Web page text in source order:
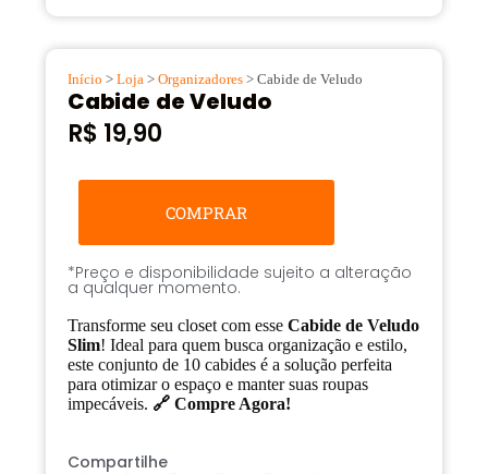
Início > Loja > Organizadores> Cabide de Veludo
Cabide de Veludo
R$ 19,90
COMPRAR
*Preço e disponibilidade sujeito a alteração
a qualquer momento.
Transforme seu closet com esse Cabide de Veludo
Slim! Ideal para quem busca organização e estilo,
este conjunto de 10 cabides é a solução perfeita
para otimizar o espaço e manter suas roupas
impecáveis. 🔗 Compre Agora!
Compartilhe